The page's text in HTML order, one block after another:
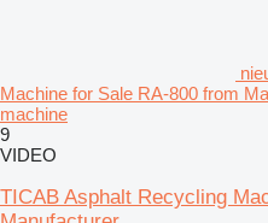
Machine for Sale RA-800 from
machine
9
VIDEO
TICAB Asphalt Recycling